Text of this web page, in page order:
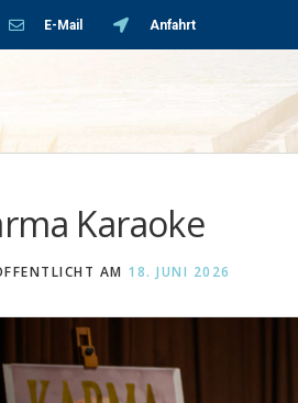
E-Mail Anfahrt
Karaoke
AM 18. JUNI 2026